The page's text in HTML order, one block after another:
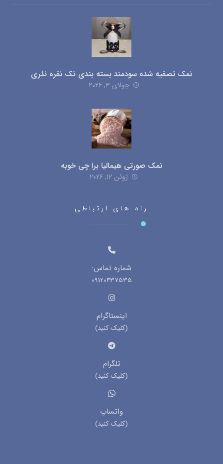
نمک تصفیه شده سودمند بسته بندی تک نفره نذری
جولای ۳, ۲۰۲۶
نمک صورتی هیمالیا برا چی خوبه
ژوئن ۱۲, ۲۰۲۶
راه های ارتباطی
شماره تماس:
09120437535
اینستاگرام
(کلیک کنید)
تلگرام
(کلیک کنید)
واتساپ
(کلیک کنید)